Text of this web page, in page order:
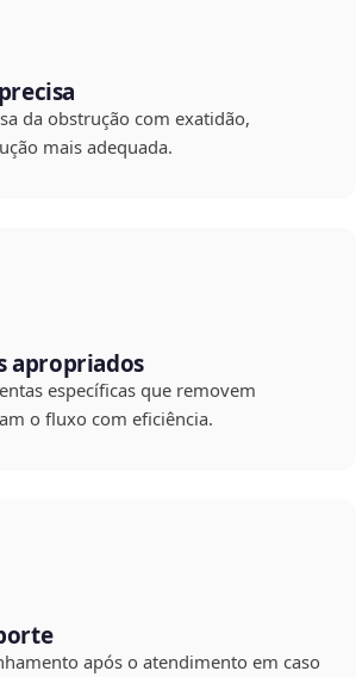
da obstrução com exatidão,
mais adequada.
apropriados
específicas que removem
o fluxo com eficiência.
após o atendimento em caso